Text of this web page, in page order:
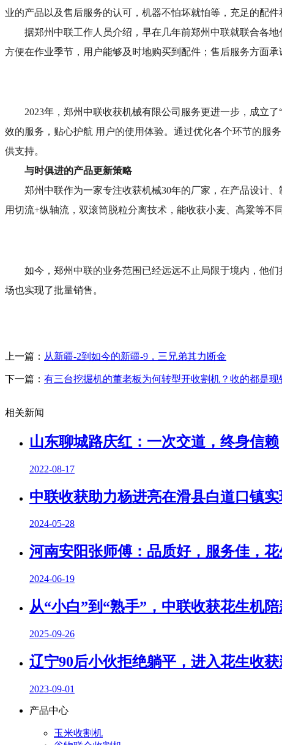
业的产品以及售后服务的认可，机器不怕坏就怕等，充足的配
据郑州中联工作人员介绍，早在几年前郑州中联就联合各
方便在作业季节，用户能够及时地购买到配件；售后服务方面承
2023年，郑州中联收获机械有限公司服务更进一步，成立
效的服务，贴心护航 用户的使用体验。通过优化各个环节的服
供支持。
与时俱进的产品更新策略
郑州中联作为一家专注收获机械30年的厂家，在产品设计
用切流+纵轴流，双滚筒脱粒分离技术，能收获小麦、高粱等不
如今，郑州中联的业务范围已经远远不止局限于境内，他
场也实现了批量销售。
上一篇： 从新疆-2到如今的新疆-9，三兄弟其力断金
下一篇： 有三台挖掘机的董老板为何转型开收割机？收的都是现
相关新闻
山东聊城路庆红：一次交道，终身信赖
2022-08-17
中联收获助力杨进亮在滑县白道口镇
2024-05-28
河南安阳张师傅：品质好，服务佳，
2024-06-19
从“小白”到“熟手”，中联收获花生机
2025-09-26
辽宁90后小伙拒绝躺平，进入花生收获
2023-09-01
产品中心
玉米收割机